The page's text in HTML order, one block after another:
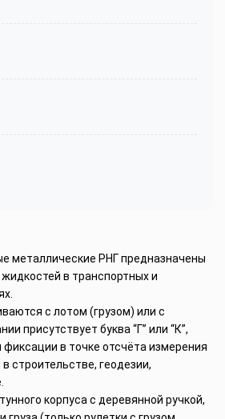
металлические РНГ предназначены
в транспортных и
с лотом (грузом) или с
присутствует буква “Г” или “К”,
в точке отсчёта измерения
строительстве, геодезии,
корпуса с деревянной ручкой,